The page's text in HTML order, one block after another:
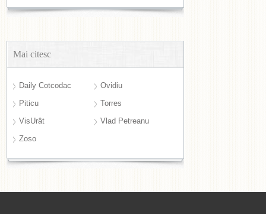
Mai citesc
Daily Cotcodac
Ovidiu
Piticu
Torres
VisUrât
Vlad Petreanu
Zoso